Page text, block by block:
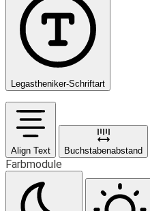
Legastheniker-Schriftart
Align Text Buchstabenabstand
Farbmodule